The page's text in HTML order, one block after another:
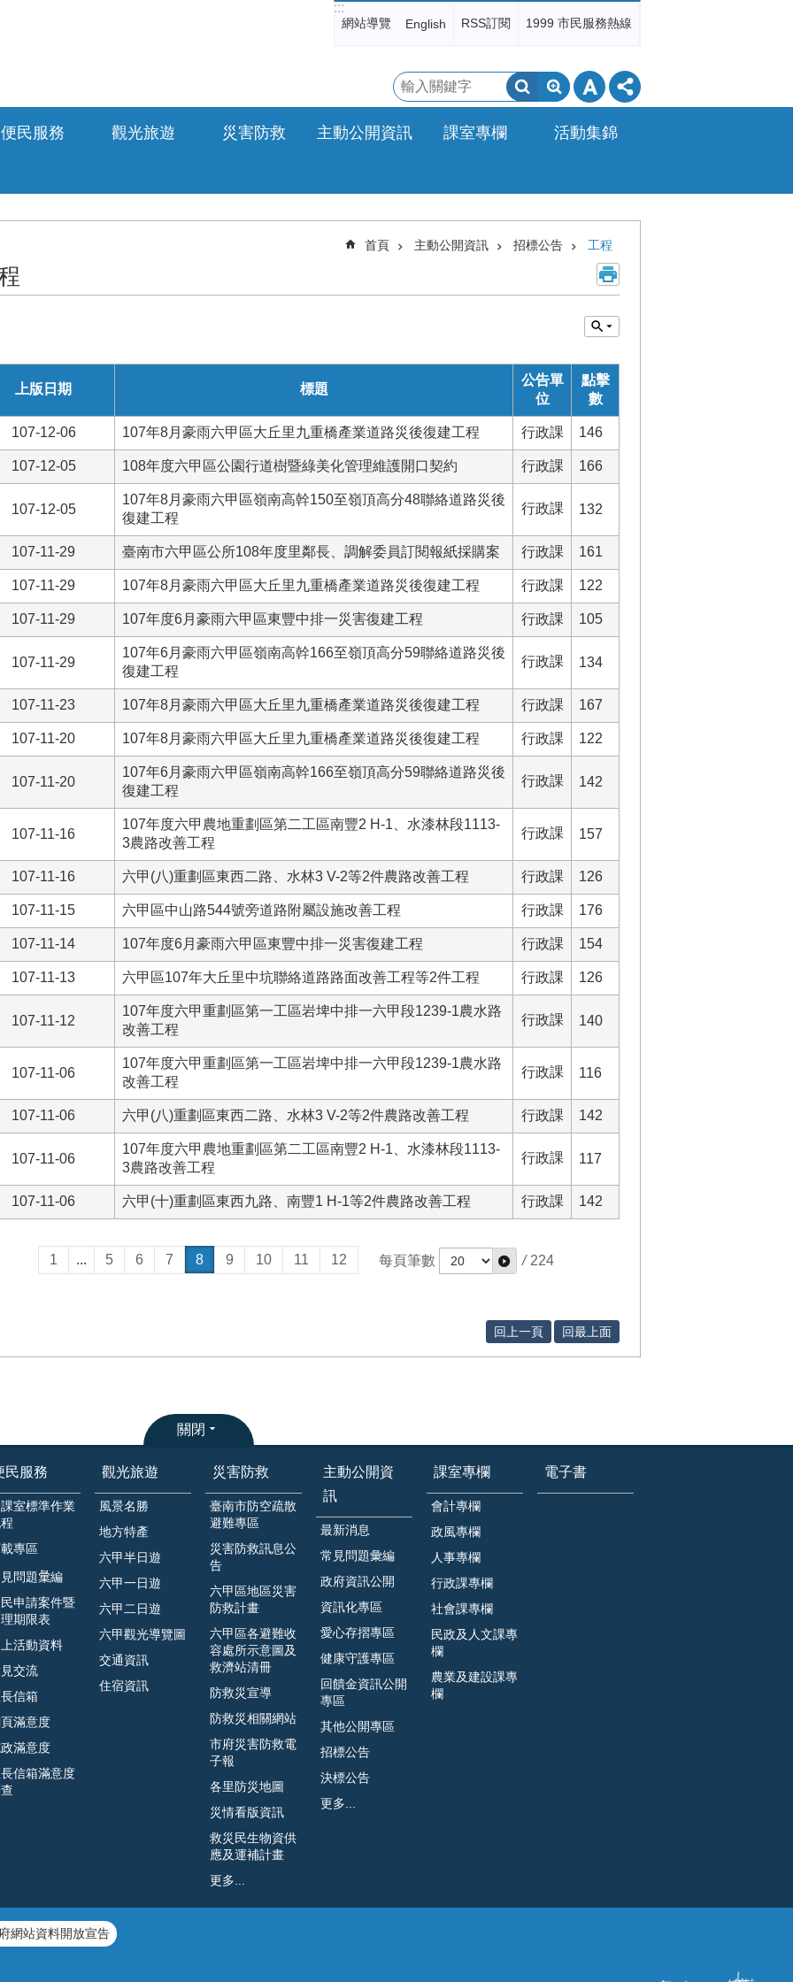
:::
網站導覽 English RSS訂閱 1999 市民服務熱線
搜
尋
便民服務 觀光旅遊 災害防救 主動公開資訊 課室專欄 活動集錦
首頁 主動公開資訊 招標公告 工程
上版日期 標題
公告單
位
點擊
數
107-12-06 107年8月豪雨六甲區大丘里九重橋產業道路災後復建工程 行政課 146
107-12-05 108年度六甲區公園行道樹暨綠美化管理維護開口契約 行政課 166
107-12-05
107年8月豪雨六甲區嶺南高幹150至嶺頂高分48聯絡道路災後
復建工程
行政課 132
107-11-29 臺南市六甲區公所108年度里鄰長、調解委員訂閱報紙採購案 行政課 161
107-11-29 107年8月豪雨六甲區大丘里九重橋產業道路災後復建工程 行政課 122
107-11-29 107年度6月豪雨六甲區東豐中排一災害復建工程 行政課 105
107-11-29
107年6月豪雨六甲區嶺南高幹166至嶺頂高分59聯絡道路災後
復建工程
行政課 134
107-11-23 107年8月豪雨六甲區大丘里九重橋產業道路災後復建工程 行政課 167
107-11-20 107年8月豪雨六甲區大丘里九重橋產業道路災後復建工程 行政課 122
107-11-20
107年6月豪雨六甲區嶺南高幹166至嶺頂高分59聯絡道路災後
復建工程
行政課 142
107-11-16
107年度六甲農地重劃區第二工區南豐2 H-1、水漆林段1113-
3農路改善工程
行政課 157
107-11-16 六甲(八)重劃區東西二路、水林3 V-2等2件農路改善工程 行政課 126
107-11-15 六甲區中山路544號旁道路附屬設施改善工程 行政課 176
107-11-14 107年度6月豪雨六甲區東豐中排一災害復建工程 行政課 154
107-11-13 六甲區107年大丘里中坑聯絡道路路面改善工程等2件工程 行政課 126
107-11-12
107年度六甲重劃區第一工區岩埤中排一六甲段1239-1農水路
改善工程
行政課 140
107-11-06
107年度六甲重劃區第一工區岩埤中排一六甲段1239-1農水路
改善工程
行政課 116
107-11-06 六甲(八)重劃區東西二路、水林3 V-2等2件農路改善工程 行政課 142
107-11-06
107年度六甲農地重劃區第二工區南豐2 H-1、水漆林段1113-
3農路改善工程
行政課 117
107-11-06 六甲(十)重劃區東西九路、南豐1 H-1等2件農路改善工程 行政課 142
1 ... 5 6 7 8 9 10 11 12 每頁筆數 / 224
回上一頁 回最上面
關閉
民服務
室標準作業
專區
問題𢑥編
申請案件暨
期限表
活動資料
交流
信箱
滿意度
滿意度
信箱滿意度
觀光旅遊
風景名勝
地方特產
六甲半日遊
六甲一日遊
六甲二日遊
六甲觀光導覽圖
交通資訊
住宿資訊
災害防救
臺南市防空疏散
避難專區
災害防救訊息公
告
六甲區地區災害
防救計畫
六甲區各避難收
容處所示意圖及
救濟站清冊
防救災宣導
防救災相關網站
市府災害防救電
子報
各里防災地圖
災情看版資訊
救災民生物資供
應及運補計畫
更多...
主動公開資
訊
最新消息
常見問題彙編
政府資訊公開
資訊化專區
愛心存摺專區
健康守護專區
回饋金資訊公開
專區
其他公開專區
招標公告
決標公告
更多...
課室專欄
會計專欄
政風專欄
人事專欄
行政課專欄
社會課專欄
民政及人文課專
欄
農業及建設課專
欄
電子書
網站資料開放宣告